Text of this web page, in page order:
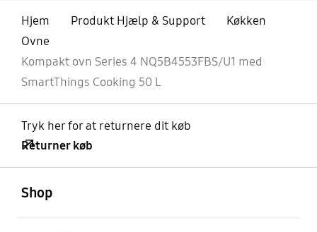
Hjem Produkt Hjælp & Support
Køkken
Ovne
Kompakt ovn Series 4 NQ5B4553FBS/U1 med
SmartThings Cooking 50 L
Tryk her for at returnere dit køb
Returner køb
Shop